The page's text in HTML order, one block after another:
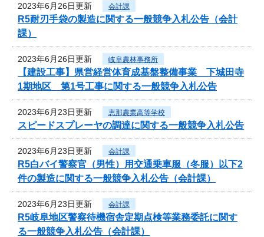
2023年6月26日更新 会計課
R5耐刃手袋の製造に関する一般競争入札公告（会計
課）
2023年6月26日更新 岐阜農林事務所
【建設工事】県営経営体育成基盤整備事業 下城田寺
1期地区 第1号工事に関する一般競争入札公告
2023年6月23日更新 恵那農業高等学校
スピードスプレーヤの調達に関する一般競争入札公告
2023年6月23日更新 会計課
R5白バイ警察官（男性）用交通乗車服（冬服）以下2
件の製造に関する一般競争入札公告（会計課）
2023年6月23日更新 会計課
R5岐阜地区警察待機宿舎定期点検等業務委託に関す
る一般競争入札公告（会計課）